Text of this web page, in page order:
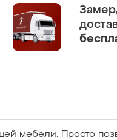
Замер,
мебели. Просто